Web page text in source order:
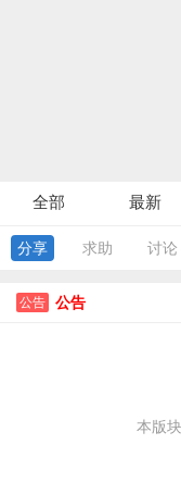
全部 最新
分享 求助 讨论
公告 公告
本版